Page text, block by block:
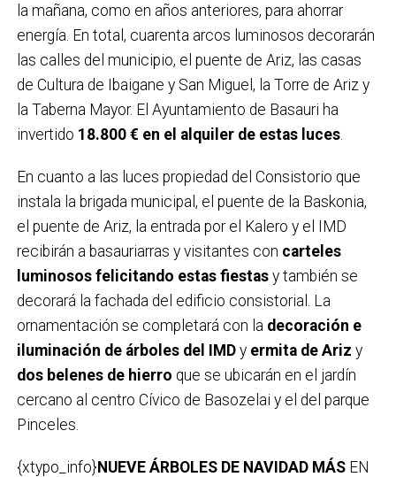
la mañana, como en años anteriores, para ahorrar
energía. En total, cuarenta arcos luminosos decorarán
las calles del municipio, el puente de Ariz, las casas
de Cultura de Ibaigane y San Miguel, la Torre de Ariz y
la Taberna Mayor. El Ayuntamiento de Basauri ha
invertido 18.800 € en el alquiler de estas luces.
En cuanto a las luces propiedad del Consistorio que
instala la brigada municipal, el puente de la Baskonia,
el puente de Ariz, la entrada por el Kalero y el IMD
recibirán a basauriarras y visitantes con carteles
luminosos felicitando estas fiestasy también se
decorará la fachada del edificio consistorial. La
ornamentación se completará con la decoración e
iluminación de árboles del IMDy ermita de Ariz y
dos belenes de hierro que se ubicarán en el jardín
cercano al centro Cívico de Basozelai y el del parque
Pinceles.
{xtypo_info}NUEVE ÁRBOLES DE NAVIDAD MÁSEN